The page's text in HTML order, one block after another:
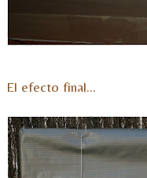
El efecto final…